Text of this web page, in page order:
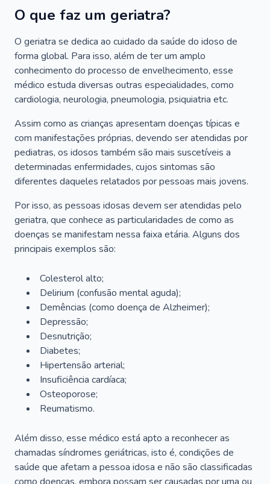
O que faz um geriatra?
O geriatra se dedica ao cuidado da saúde do idoso de
forma global. Para isso, além de ter um amplo
conhecimento do processo de envelhecimento, esse
médico estuda diversas outras especialidades, como
cardiologia, neurologia, pneumologia, psiquiatria etc.
Assim como as crianças apresentam doenças típicas e
com manifestações próprias, devendo ser atendidas por
pediatras, os idosos também são mais suscetíveis a
determinadas enfermidades, cujos sintomas são
diferentes daqueles relatados por pessoas mais jovens.
Por isso, as pessoas idosas devem ser atendidas pelo
geriatra, que conhece as particularidades de como as
doenças se manifestam nessa faixa etária. Alguns dos
principais exemplos são:
Colesterol alto;
Delirium (confusão mental aguda);
Demências (como doença de Alzheimer);
Depressão;
Desnutrição;
Diabetes;
Hipertensão arterial;
Insuficiência cardíaca;
Osteoporose;
Reumatismo.
Além disso, esse médico está apto a reconhecer as
chamadas síndromes geriátricas, isto é, condições de
saúde que afetam a pessoa idosa e não são classificadas